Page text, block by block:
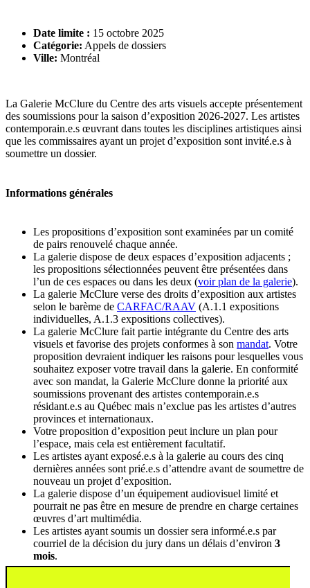
Date limite : 15 octobre 2025
Catégorie: Appels de dossiers
Ville: Montréal
La Galerie McClure du Centre des arts visuels accepte présentement
des soumissions pour la saison d’exposition 2026-2027. Les artistes
contemporain.e.s œuvrant dans toutes les disciplines artistiques ainsi
que les commissaires ayant un projet d’exposition sont invité.e.s à
soumettre un dossier.
Informations générales
Les propositions d’exposition sont examinées par un comité
de pairs renouvelé chaque année.
La galerie dispose de deux espaces d’exposition adjacents ;
les propositions sélectionnées peuvent être présentées dans
l’un de ces espaces ou dans les deux (voir plan de la galerie).
La galerie McClure verse des droits d’exposition aux artistes
selon le barème de CARFAC/RAAV (A.1.1 expositions
individuelles, A.1.3 expositions collectives).
La galerie McClure fait partie intégrante du Centre des arts
visuels et favorise des projets conformes à son mandat. Votre
proposition devraient indiquer les raisons pour lesquelles vous
souhaitez exposer votre travail dans la galerie. En conformité
avec son mandat, la Galerie McClure donne la priorité aux
soumissions provenant des artistes contemporain.e.s
résidant.e.s au Québec mais n’exclue pas les artistes d’autres
provinces et internationaux.
Votre proposition d’exposition peut inclure un plan pour
l’espace, mais cela est entièrement facultatif.
Les artistes ayant exposé.e.s à la galerie au cours des cinq
dernières années sont prié.e.s d’attendre avant de soumettre de
nouveau un projet d’exposition.
La galerie dispose d’un équipement audiovisuel limité et
pourrait ne pas être en mesure de prendre en charge certaines
œuvres d’art multimédia.
Les artistes ayant soumis un dossier sera informé.e.s par
courriel de la décision du jury dans un délais d’environ 3
mois.